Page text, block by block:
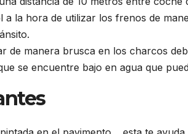
la hora de utilizar los frenos de
de manera brusca en los charcos
se encuentre bajo en agua que